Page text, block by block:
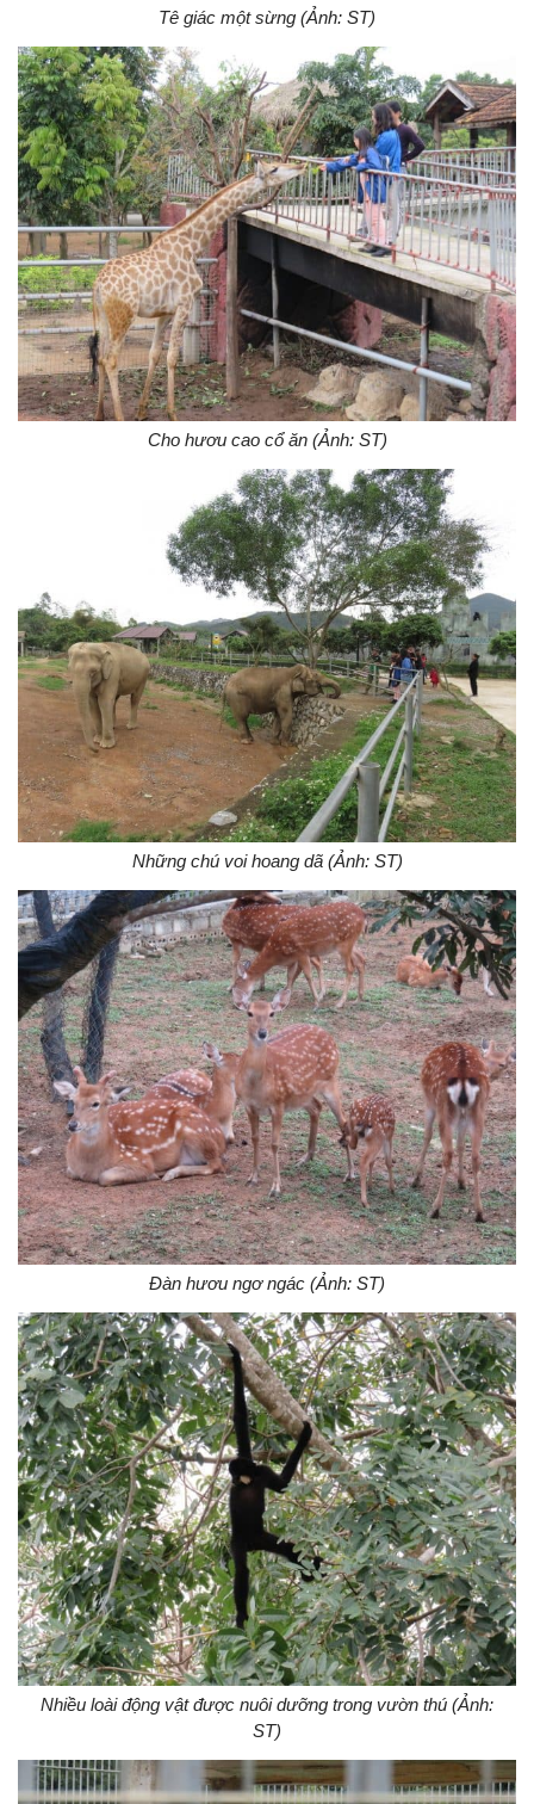
Tê giác một sừng (Ảnh: ST)
Cho hươu cao cổ ăn (Ảnh: ST)
Những chú voi hoang dã (Ảnh: ST)
Đàn hươu ngơ ngác (Ảnh: ST)
Nhiều loài động vật được nuôi dưỡng trong vườn thú (Ảnh:
ST)